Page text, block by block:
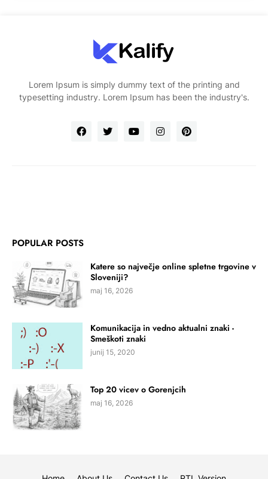
Lorem Ipsum is simply dummy text of the printing and
typesetting industry. Lorem Ipsum has been the industry's.
POPULAR POSTS
Katere so največje online spletne trgovine v
Sloveniji?
maj 16, 2026
Komunikacija in vedno aktualni znaki -
Smeškoti znaki
junij 15, 2020
Top 20 vicev o Gorenjcih
maj 16, 2026